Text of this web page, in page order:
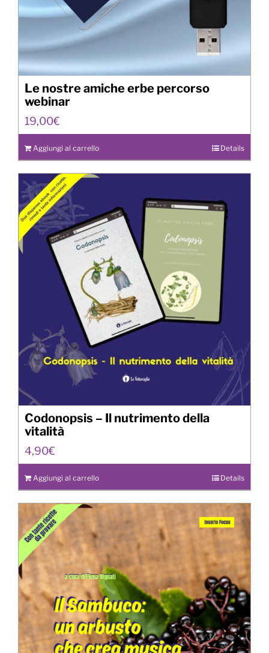
Le nostre amiche erbe percorso
webinar
19,00€
Aggiungi al carrello Details
Codonopsis – Il nutrimento della
vitalità
4,90€
Aggiungi al carrello Details